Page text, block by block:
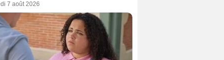
7 août 2026